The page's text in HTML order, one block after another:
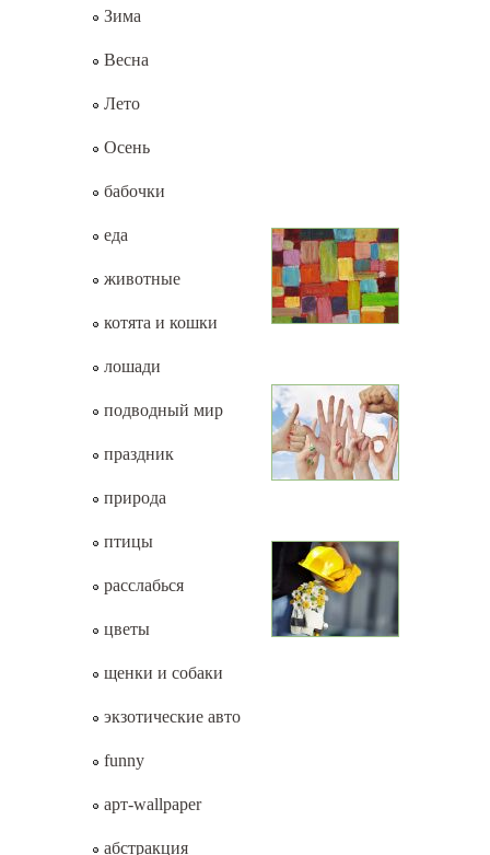
Зима
Весна
Лето
Осень
бабочки
еда
животные
котята и кошки
лошади
подводный мир
праздник
природа
птицы
расслабься
цветы
щенки и собаки
экзотические авто
funny
арт-wallpaper
абстракция